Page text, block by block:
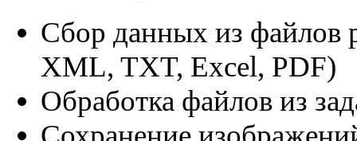
Сбор данных из файлов
XML, TXT, Excel, PDF)
Обработка файлов из